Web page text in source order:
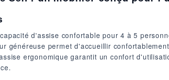
d'assise confortable pour 4 à 5
généreuse permet d'accueillir
ergonomique garantit un confort